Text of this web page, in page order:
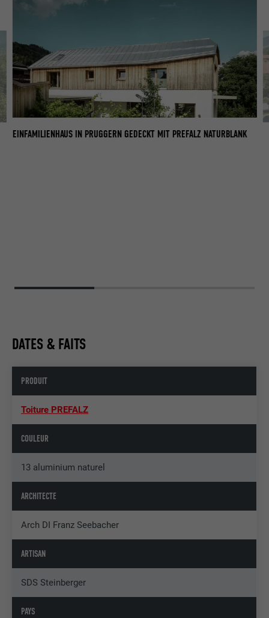
EINFAMILIENHAUS IN PRUGGERN GEDECKT MIT PREFALZ NATURBLANK
DATES & FAITS
PRODUIT
Toiture PREFALZ
COULEUR
13 aluminium naturel
ARCHITECTE
Arch DI Franz Seebacher
ARTISAN
SDS Steinberger
PAYS